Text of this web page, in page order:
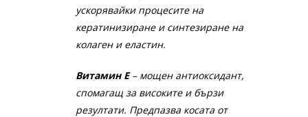
ускорявайки процесите на
кератинизиране и синтезиране на
колаген и еластин.
Витамин Е– мощен антиоксидант,
спомагащ за високите и бързи
резултати. Предпазва косата от